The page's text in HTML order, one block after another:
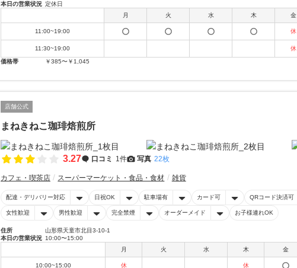
本日の営業状況 定休日
月
火 水 木 金
11:00~19:00 休
11:30~19:00 休
価格帯
￥385〜￥1,045
店舗公式
まねきねこ珈琲焙煎所
3.27 口コミ 1件 写真 22枚
カフェ・喫茶店 スーパーマーケット・食品・食材 雑貨
配達・デリバリー対応 日祝OK 駐車場有 カード可 QRコード決済可
女性歓迎 男性歓迎 完全禁煙 オーダーメイド お子様連れOK
住所
山形県天童市北目3-10-1
本日の営業状況 10:00〜15:00
月
火 水 木 金
10:00~15:00 休 休